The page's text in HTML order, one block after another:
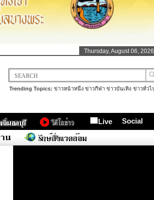
Thursday, August 06, 2026
Trending Topics: ข่าวหน้าหนึ่ง ข่าวกีฬา ข่าวบันเทิง ข่าวทั่วไป
Live Social